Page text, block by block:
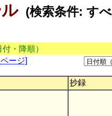
(検索条件: す
付・降順）
ージ]
抄録